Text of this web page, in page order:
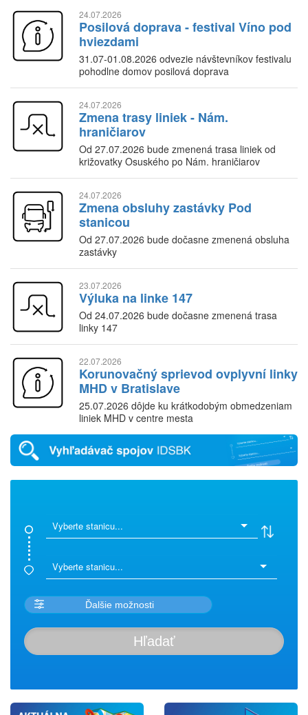
24.07.2026
Posilová doprava - festival Víno pod
hviezdami
31.07-01.08.2026 odvezie návštevníkov festivalu
pohodlne domov posilová doprava
24.07.2026
Zmena trasy liniek - Nám.
hraničiarov
Od 27.07.2026 bude zmenená trasa liniek od
križovatky Osuského po Nám. hraničiarov
24.07.2026
Zmena obsluhy zastávky Pod
stanicou
Od 27.07.2026 bude dočasne zmenená obsluha
zastávky
23.07.2026
Výluka na linke 147
Od 24.07.2026 bude dočasne zmenená trasa
linky 147
22.07.2026
Korunovačný sprievod ovplyvní linky
MHD v Bratislave
25.07.2026 dôjde ku krátkodobým obmedzeniam
liniek MHD v centre mesta